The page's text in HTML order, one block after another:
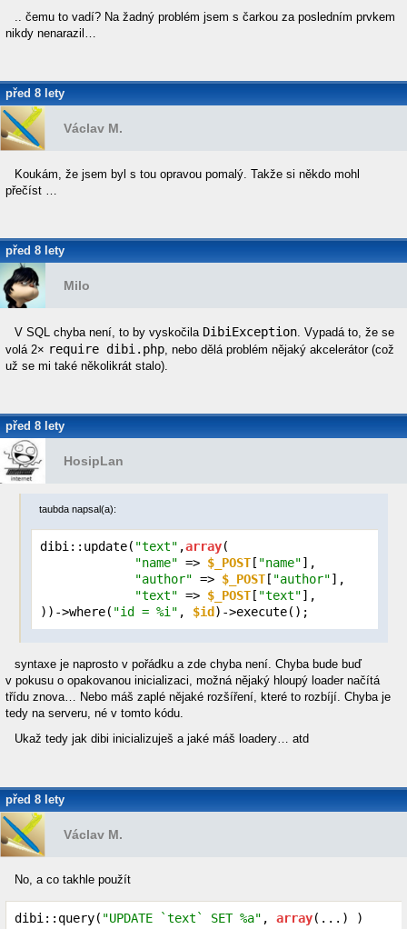
.. čemu to vadí? Na žadný problém jsem s čarkou za posledním prvkem
nikdy nenarazil…
před 8 lety
Václav M.
Koukám, že jsem byl s tou opravou pomalý. Takže si někdo mohl
přečíst …
před 8 lety
Milo
V SQL chyba není, to by vyskočila DibiException . Vypadá to, že se
volá 2× require dibi.php , nebo dělá problém nějaký akcelerátor (což
už se mi také několikrát stalo).
před 8 lety
HosipLan
taubda napsal(a):
dibi::update( "text" ,array(
"name" => $_POST [ "name"],
"author" => $_POST [ "author"],
"text" => $_POST [ "text"],
))->where( "id = %i" , $id )->execute();
syntaxe je naprosto v pořádku a zde chyba není. Chyba bude buď
v pokusu o opakovanou inicializaci, možná nějaký hloupý loader načítá
třídu znova… Nebo máš zaplé nějaké rozšíření, které to rozbíjí. Chyba je
tedy na serveru, né v tomto kódu.
Ukaž tedy jak dibi inicializuješ a jaké máš loadery… atd
před 8 lety
Václav M.
No, a co takhle použít
dibi::query( "UPDATE `text` SET %a" , array(...) )